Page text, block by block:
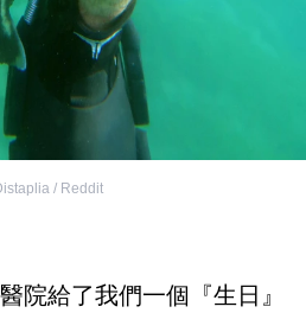
/ Reddit
院給了我們一個『生日』